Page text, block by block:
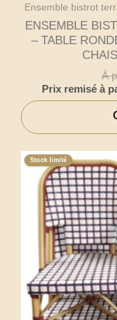
Ensemble bistrot
ENSEMBLE
– TABLE
À
Prix remisé à
Stock limité